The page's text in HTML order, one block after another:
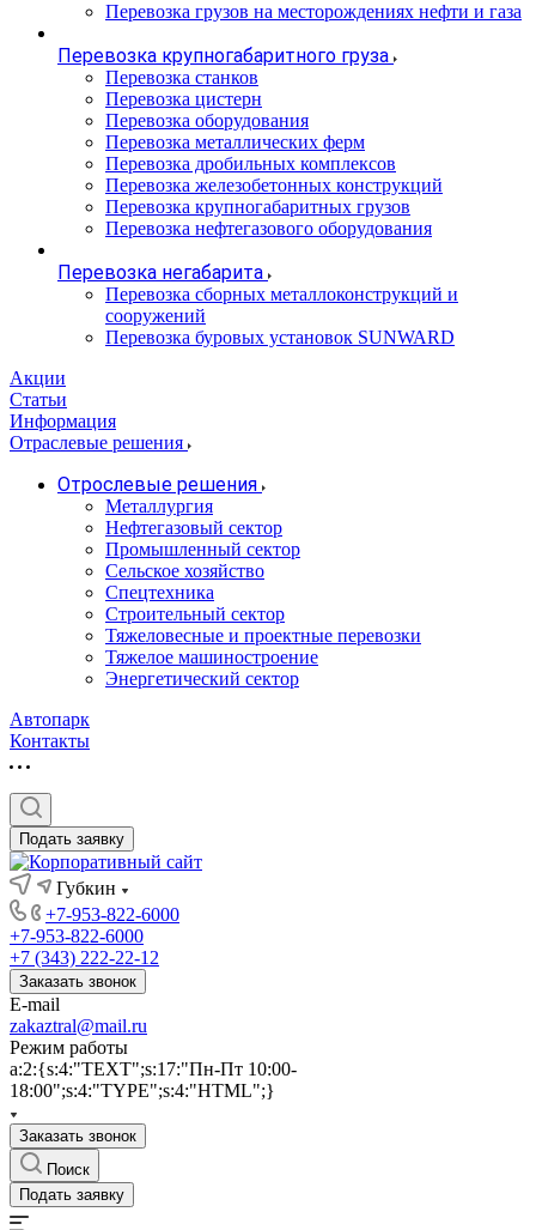
Перевозка грузов на месторождениях нефти и газа
Перевозка крупногабаритного груза
Перевозка станков
Перевозка цистерн
Перевозка оборудования
Перевозка металлических ферм
Перевозка дробильных комплексов
Перевозка железобетонных конструкций
Перевозка крупногабаритных грузов
Перевозка нефтегазового оборудования
Перевозка негабарита
Перевозка сборных металлоконструкций и
сооружений
Перевозка буровых установок SUNWARD
Акции
Статьи
Информация
Отраслевые решения
Отрослевые решения
Металлургия
Нефтегазовый сектор
Промышленный сектор
Сельское хозяйство
Спецтехника
Строительный сектор
Тяжеловесные и проектные перевозки
Тяжелое машиностроение
Энергетический сектор
Автопарк
Контакты
Подать заявку
Губкин
+7-953-822-6000
+7-953-822-6000
+7 (343) 222-22-12
Заказать звонок
E-mail
zakaztral@mail.ru
Режим работы
a:2:{s:4:"TEXT";s:17:"Пн-Пт 10:00-
18:00";s:4:"TYPE";s:4:"HTML";}
Заказать звонок
Поиск
Подать заявку